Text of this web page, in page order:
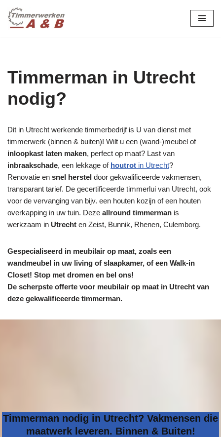
Ga
Timmerman in Utrecht
nodig?
Dit in Utrecht werkende timmerbedrijf is U van dienst met
timmerwerk (binnen & buiten)! Wilt u een (wand-)meubel of
inloopkast laten maken, perfect op maat? Last van
inbraakschade, een lekkage of houtrot in Utrecht?
Renovatie en snel herstel door gekwalificeerde vakmensen,
transparant tarief. De gecertificeerde timmerlui van Utrecht, ook
voor de vervanging van bijv. een houten kozijn of een houten
overkapping in uw tuin. Deze allround timmerman is
werkzaam in Utrecht en Zeist, Bunnik, Rhenen, Culemborg.
Gespecialiseerd in meubilair op maat, zoals een
wandmeubel in uw living of slaapkamer, of een Walk-in
Closet! Stop met dromen en bel ons!
De scherpste offerte voor meubilair op maat in Utrecht van
deze gekwalificeerde timmerman.
Timmerman nodig in Utrecht? Vakmensen die
maatwerk leveren. Binnen & Buiten!